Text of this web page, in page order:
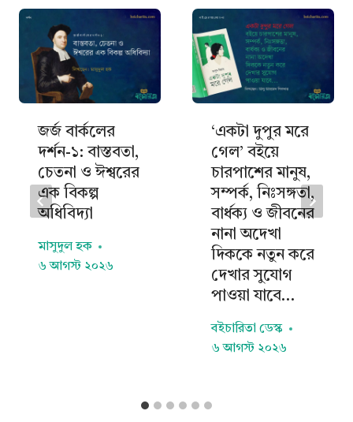
জর্জ বার্কলের
দর্শন-১: বাস্তবতা,
চেতনা ও ঈশ্বরের
এক বিকল্প
অধিবিদ্যা
মাসুদুল হক
৬ আগস্ট ২০২৬
‘একটা দুপুর মরে
গেল’ বইয়ে
চারপাশের মানুষ,
সম্পর্ক, নিঃসঙ্গতা,
বার্ধক্য ও জীবনের
নানা অদেখা
দিককে নতুন করে
দেখার সুযোগ
পাওয়া যাবে…
বইচারিতা ডেস্ক
৬ আগস্ট ২০২৬